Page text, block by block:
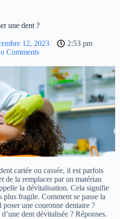
une dent ?
12, 2023
2:53 pm
Comments
cariée ou cassée, il est parfois
de la remplacer par un matériau
la dévitalisation. Cela signifie
plus fragile. Comment se passe la
une couronne dentaire ?
dent dévitalisée ? Réponses.